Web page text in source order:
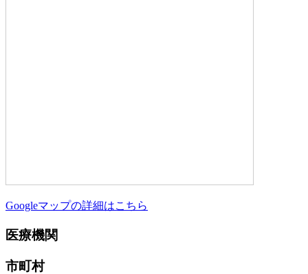
Googleマップの詳細はこちら
医療機関
市町村